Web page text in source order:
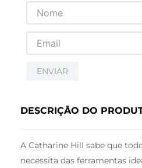
ENVIAR
DESCRIÇÃO DO
A Catharine Hill sabe que
necessita das ferramentas